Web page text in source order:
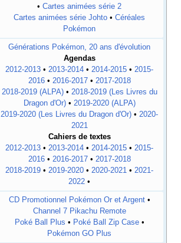
• Cartes animées série 2
Cartes animées série Johto • Céréales
Pokémon
Générations Pokémon, 20 ans d'évolution
Agendas
2012-2013 • 2013-2014 • 2014-2015 • 2015-
2016• 2016-2017• 2017-2018
2018-2019 (ALPA)• 2018-2019 (Les Livres du
Dragon d'Or)• 2019-2020 (ALPA)
2019-2020 (Les Livres du Dragon d'Or) • 2020-
2021
Cahiers de textes
2012-2013 • 2013-2014 • 2014-2015 • 2015-
2016• 2016-2017• 2017-2018
2018-2019 • 2019-2020 • 2020-2021 • 2021-
2022 •
CD Promotionnel Pokémon Or et Argent•
Channel 7 Pikachu Remote
Poké Ball Plus • Poké Ball Zip Case•
Pokémon GO Plus